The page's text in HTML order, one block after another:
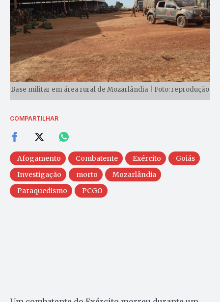
Base militar em área rural de Mozarlândia | Foto: reprodução
COMPARTILHAR
Afogamento Combatente Exército
Goiás
Investigação
morto
Mozarlândia
Paraquedismo
PCGO